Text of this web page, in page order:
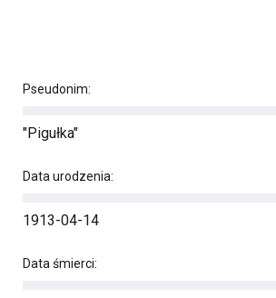
Pseudonim:
"Pigułka"
Data urodzenia:
1913-04-14
Data śmierci: